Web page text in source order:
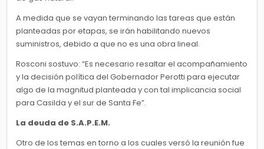
A medida que se vayan terminando las tareas que están
planteadas por etapas, se irán habilitando nuevos
suministros, debido a que no es una obra lineal.
Rosconi sostuvo: “Es necesario resaltar el acompañamiento
y la decisión política del Gobernador Perotti para ejecutar
algo de la magnitud planteada y con tal implicancia social
para Casilda y el sur de Santa Fe”.
La deuda de S.A.P.E.M.
Otro de los temas en torno a los cuales versó la reunión fue